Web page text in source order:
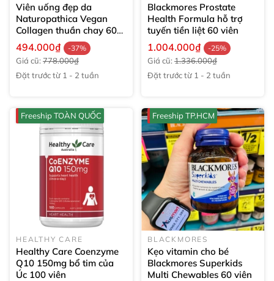
Viên uống đẹp da
Naturopathica Vegan
Collagen thuần chay 60
viên
494.000₫ -37%
Giá cũ: 778.000₫
Đặt trước từ 1 - 2 tuần
Blackmores Prostate
Health Formula hỗ trợ
tuyến tiền liệt60 viên
1.004.000₫ -25%
Giá cũ: 1.336.000₫
Đặt trước từ 1 - 2 tuần
Freeship TOÀN QUỐC
HEALTHY CARE
Healthy Care Coenzyme
Q10 150mg bổ tim của
Úc 100 viên
Freeship TP.HCM
BLACKMORES
Kẹo vitamin cho bé
Blackmores Superkids
Multi Chewables 60 viên